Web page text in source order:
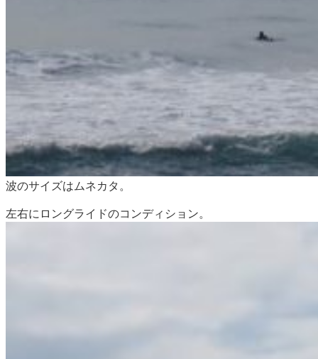
波のサイズはムネカタ。
左右にロングライドのコンディション。